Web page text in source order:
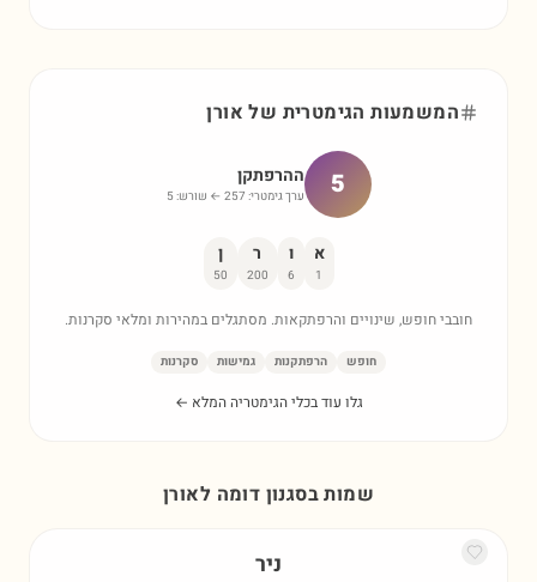
המשמעות הגימטרית של אורן
5 ההרפתקן
ערך גימטרי: 257 ← שורש: 5
א
1
ו
6
ר
200
ן
50
חובבי חופש, שינויים והרפתקאות. מסתגלים במהירות ומלאי סקרנות.
חופש הרפתקנות גמישות סקרנות
גלו עוד בכלי הגימטריה המלא ←
שמות בסגנון דומה לאורן
ניר